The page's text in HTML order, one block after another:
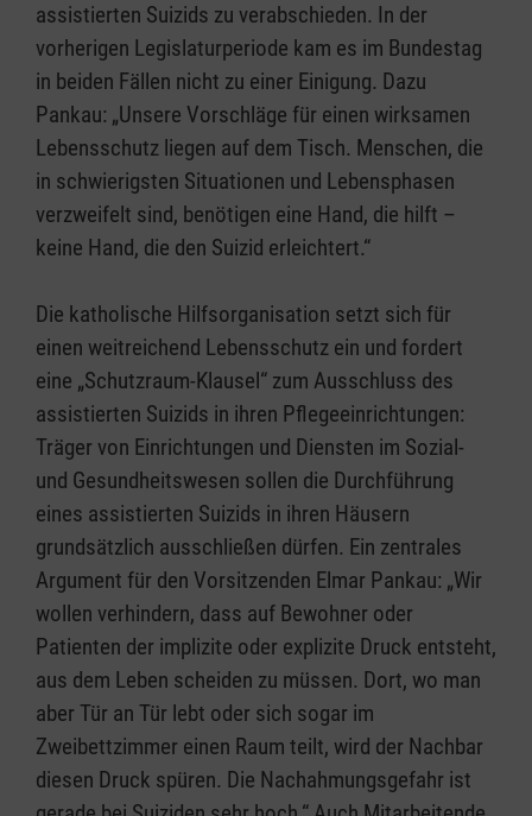
assistierten Suizids zu verabschieden. In der
vorherigen Legislaturperiode kam es im Bundestag
in beiden Fällen nicht zu einer Einigung. Dazu
Pankau: „Unsere Vorschläge für einen wirksamen
Lebensschutz liegen auf dem Tisch. Menschen, die
in schwierigsten Situationen und Lebensphasen
verzweifelt sind, benötigen eine Hand, die hilft –
keine Hand, die den Suizid erleichtert.“
Die katholische Hilfsorganisation setzt sich für
einen weitreichend Lebensschutz ein und fordert
eine „Schutzraum-Klausel“ zum Ausschluss des
assistierten Suizids in ihren Pflegeeinrichtungen:
Träger von Einrichtungen und Diensten im Sozial-
und Gesundheitswesen sollen die Durchführung
eines assistierten Suizids in ihren Häusern
grundsätzlich ausschließen dürfen. Ein zentrales
Argument für den Vorsitzenden Elmar Pankau: „Wir
wollen verhindern, dass auf Bewohner oder
Patienten der implizite oder explizite Druck entsteht,
aus dem Leben scheiden zu müssen. Dort, wo man
aber Tür an Tür lebt oder sich sogar im
Zweibettzimmer einen Raum teilt, wird der Nachbar
diesen Druck spüren. Die Nachahmungsgefahr ist